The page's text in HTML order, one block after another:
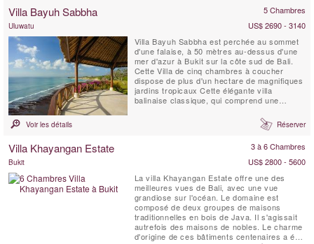
chambres avec lits king-size et lits jumeaux
Villa Bayuh Sabbha 5 Chambres
Uluwatu
US$ 2690 - 3140
Villa Bayuh Sabbha est perchée au sommet
d'une falaise, à 50 mètres au-dessus d'une
mer d'azur à Bukit sur la côte sud de Bali.
Cette Villa de cinq chambres à coucher
dispose de plus d'un hectare de magnifiques
jardins tropicaux Cette élégante villa
balinaise classique, qui comprend une
autonome, est au complet et dispose
d'installations exceptionnelles, dont deux
une aire de jeux pour enfants....
Voir les détails Réserver
Villa Khayangan Estate 3 à 6 Chambres
Bukit
US$ 2800 - 5600
La villa Khayangan Estate offre une des
meilleures vues de Bali, avec une vue
grandiose sur l'océan. Le domaine est
composé de deux groupes de maisons
traditionnelles en bois de Java. Il s'agissait
autrefois des maisons de nobles. Le charme
d'origine de ces bâtiments centenaires a été